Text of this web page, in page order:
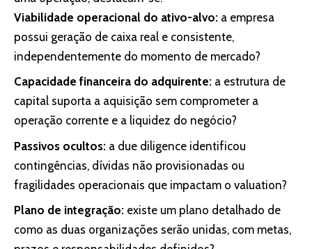
Viabilidade operacional do ativo-alvo: a empresa
possui geração de caixa real e consistente,
independentemente do momento de mercado?
Capacidade financeira do adquirente: a estrutura de
capital suporta a aquisição sem comprometer a
operação corrente e a liquidez do negócio?
Passivos ocultos: a due diligence identificou
contingências, dívidas não provisionadas ou
fragilidades operacionais que impactam o valuation?
Plano de integração: existe um plano detalhado de
como as duas organizações serão unidas, com metas,